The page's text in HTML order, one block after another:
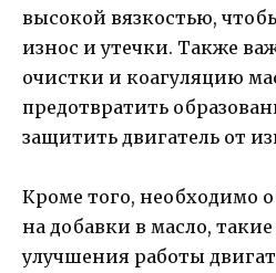
высокой вязкостью,
износ и утечки. Также
очистки и коагуляцию
предотвратить
защитить двигатель от
Кроме того, необходимо
на добавки в масло,
улучшения работы